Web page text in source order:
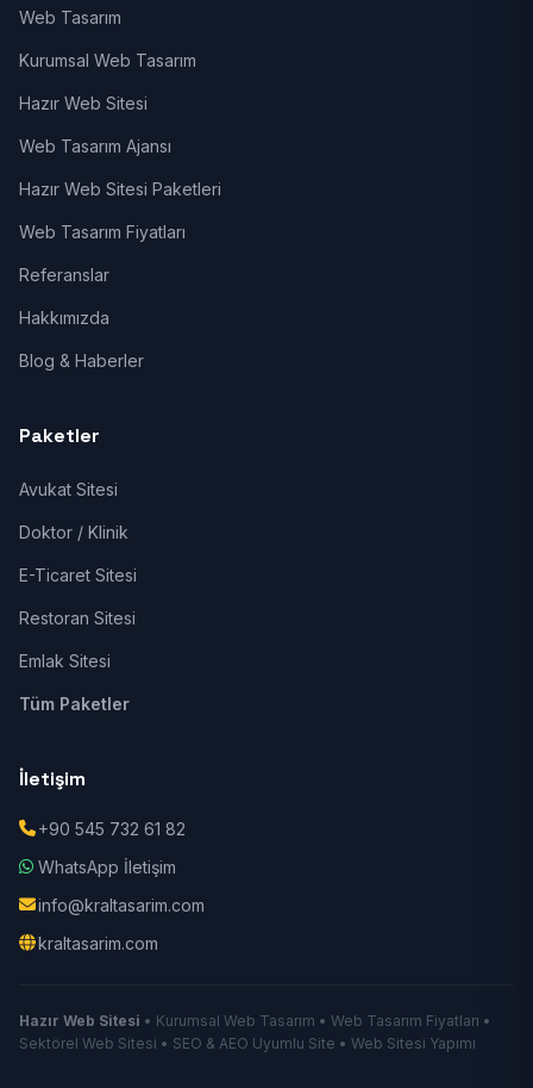
Web Tasarım
Kurumsal Web Tasarım
Hazır Web Sitesi
Web Tasarım Ajansı
Hazır Web Sitesi Paketleri
Web Tasarım Fiyatları
Referanslar
Hakkımızda
Blog & Haberler
Paketler
Avukat Sitesi
Doktor / Klinik
E-Ticaret Sitesi
Restoran Sitesi
Emlak Sitesi
Tüm Paketler
İletişim
+90 545 732 61 82
WhatsApp İletişim
info@kraltasarim.com
kraltasarim.com
Hazır Web Sitesi • Kurumsal Web Tasarım • Web Tasarım Fiyatları •
Sektörel Web Sitesi • SEO & AEO Uyumlu Site • Web Sitesi Yapımı